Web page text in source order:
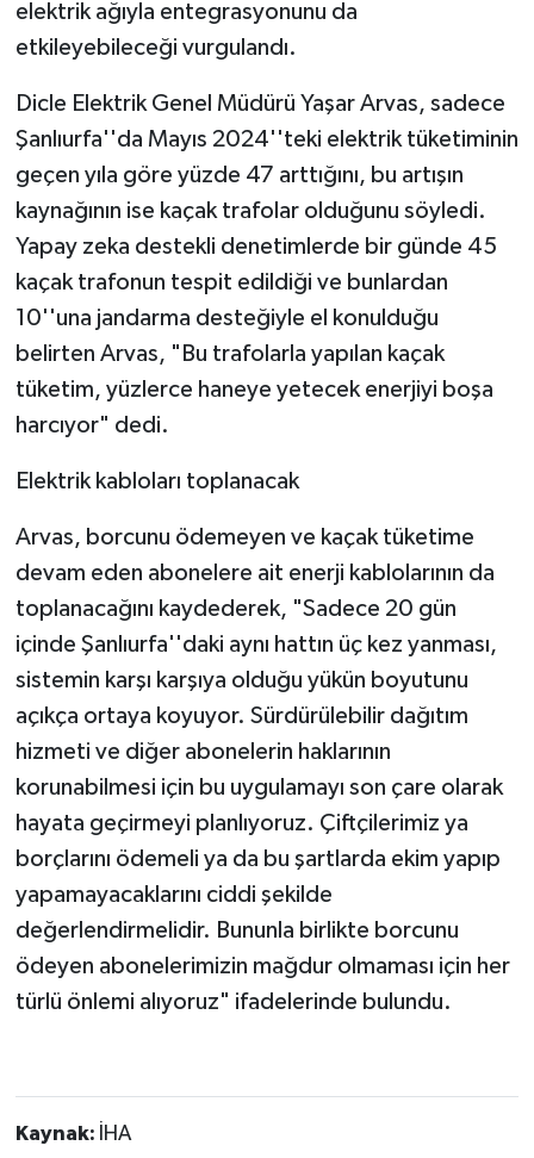
elektrik ağıyla entegrasyonunu da
etkileyebileceği vurgulandı.
Dicle Elektrik Genel Müdürü Yaşar Arvas, sadece
Şanlıurfa''da Mayıs 2024''teki elektrik tüketiminin
geçen yıla göre yüzde 47 arttığını, bu artışın
kaynağının ise kaçak trafolar olduğunu söyledi.
Yapay zeka destekli denetimlerde bir günde 45
kaçak trafonun tespit edildiği ve bunlardan
10''una jandarma desteğiyle el konulduğu
belirten Arvas, "Bu trafolarla yapılan kaçak
tüketim, yüzlerce haneye yetecek enerjiyi boşa
harcıyor" dedi.
Elektrik kabloları toplanacak
Arvas, borcunu ödemeyen ve kaçak tüketime
devam eden abonelere ait enerji kablolarının da
toplanacağını kaydederek, "Sadece 20 gün
içinde Şanlıurfa''daki aynı hattın üç kez yanması,
sistemin karşı karşıya olduğu yükün boyutunu
açıkça ortaya koyuyor. Sürdürülebilir dağıtım
hizmeti ve diğer abonelerin haklarının
korunabilmesi için bu uygulamayı son çare olarak
hayata geçirmeyi planlıyoruz. Çiftçilerimiz ya
borçlarını ödemeli ya da bu şartlarda ekim yapıp
yapamayacaklarını ciddi şekilde
değerlendirmelidir. Bununla birlikte borcunu
ödeyen abonelerimizin mağdur olmaması için her
türlü önlemi alıyoruz" ifadelerinde bulundu.
Kaynak: İHA